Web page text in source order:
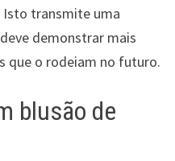
Isto transmite uma
demonstrar mais
que o rodeiam no futuro.
blusão de